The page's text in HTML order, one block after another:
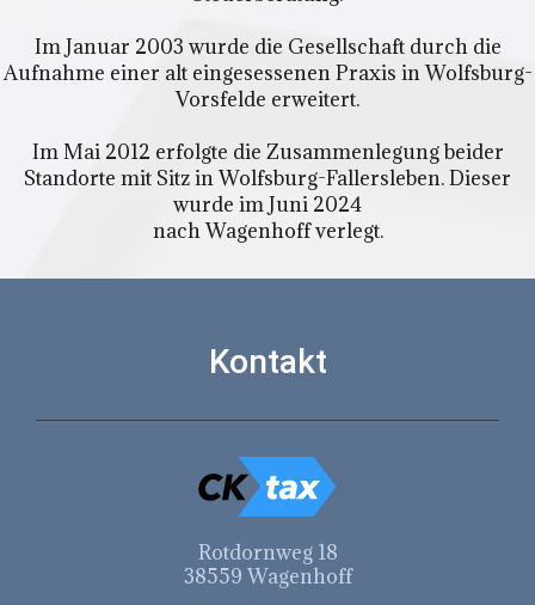
Im Januar 2003 wurde die Gesellschaft durch die
Aufnahme einer alt eingesessenen Praxis in Wolfsburg-
Vorsfelde erweitert.
Im Mai 2012 erfolgte die Zusammenlegung beider
Standorte mit Sitz in Wolfsburg-Fallersleben. Dieser
wurde im Juni 2024
nach Wagenhoff verlegt.
Kontakt
Rotdornweg 18
38559 Wagenhoff